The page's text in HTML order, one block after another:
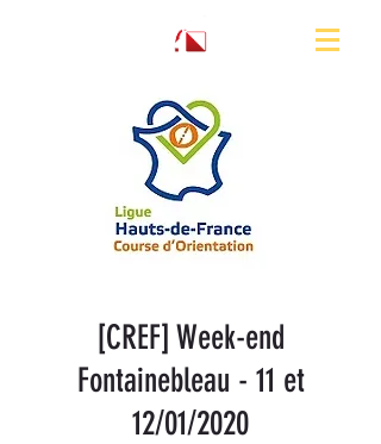
[CREF] Week-end
Fontainebleau - 11 et
12/01/2020